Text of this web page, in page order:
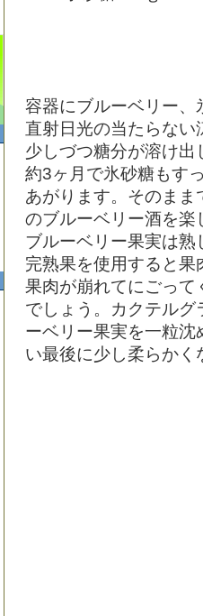
容器にブルーベリー、
直射日光の当たらな
少しづつ糖分が溶け
約3ヶ月で氷砂糖もす
あがります。そのま
のブルーベリー酒を楽
ブルーベリー果実は
完熟果を使用すると
果肉が崩れてにごって
でしょう。カクテル
ーベリー果実を一粒
い最後に少し柔らか